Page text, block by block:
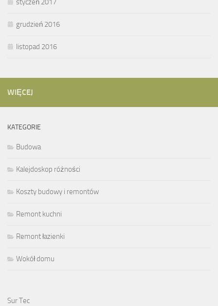
styczeń 2017
grudzień 2016
listopad 2016
WIĘCEJ
KATEGORIE
Budowa
Kalejdoskop różności
Koszty budowy i remontów
Remont kuchni
Remont łazienki
Wokół domu
Sur Tec